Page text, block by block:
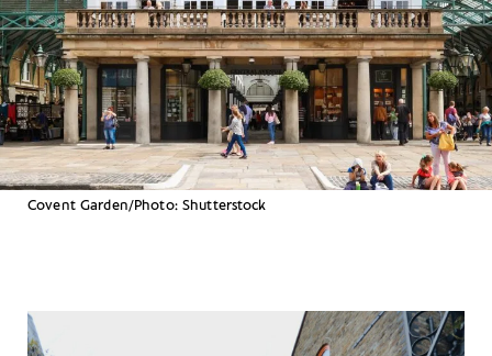
Covent Garden/Photo: Shutterstock